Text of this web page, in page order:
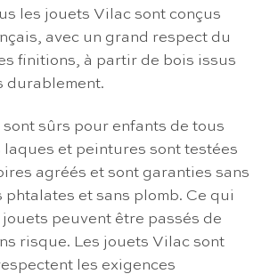
les jouets Vilac sont conçus
avec un grand respect du
finitions, à partir de bois issus
durablement.
sont sûrs pour enfants de tous
laques et peintures sont testées
agréés et sont garanties sans
phtalates et sans plomb. Ce qui
peuvent être passés de
risque. Les jouets Vilac sont
les exigences